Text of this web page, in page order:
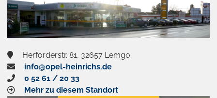
Herforderstr. 81, 32657 Lemgo
info@opel-heinrichs.de
0 52 61 / 20 33
Mehr zu diesem Standort